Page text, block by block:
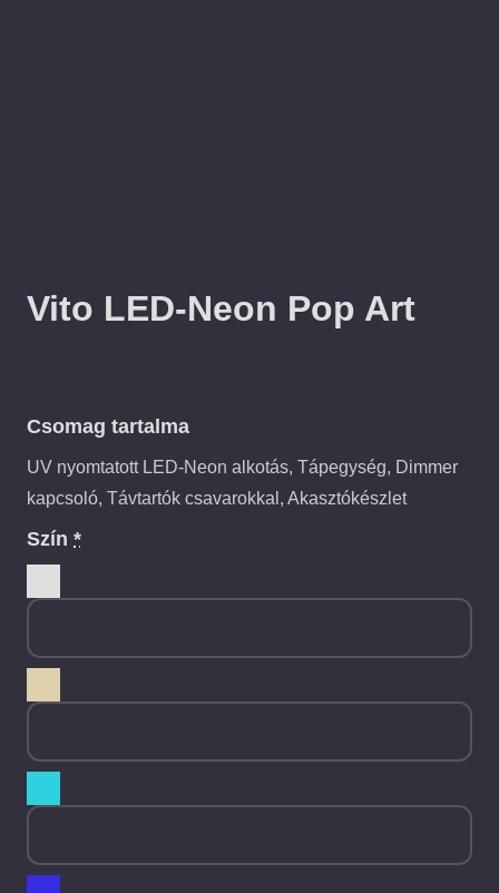
Vito LED-Neon Pop Art
Csomag tartalma
UV nyomtatott LED-Neon alkotás, Tápegység, Dimmer
kapcsoló, Távtartók csavarokkal, Akasztókészlet
Szín *